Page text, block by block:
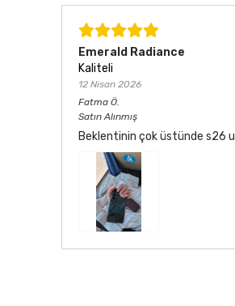
Emerald Radiance
Kaliteli
12 Nisan 2026
Fatma Ö.
Satın Alınmış
Beklentinin çok üstünde s26